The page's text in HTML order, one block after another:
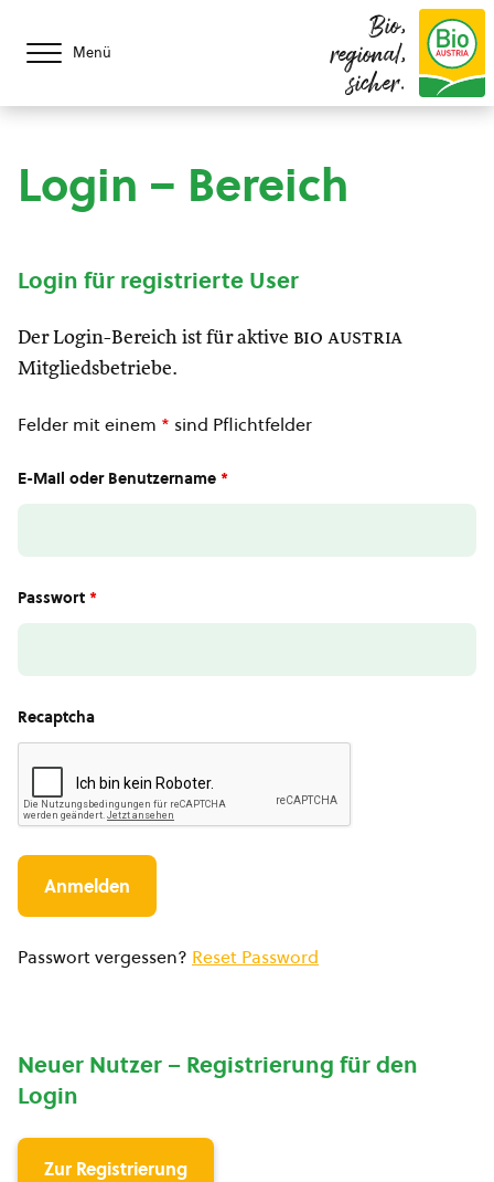
Menü
Bio,
regional,
sicher.
Login – Bereich
Login für registrierte User
Der Login-Bereich ist für aktive bio austria
Mitgliedsbetriebe.
Felder mit einem * sind Pflichtfelder
E-Mail oder Benutzername *
Passwort *
Recaptcha
Passwort vergessen? Reset Password
Neuer Nutzer – Registrierung für den
Login
Zur Registrierung